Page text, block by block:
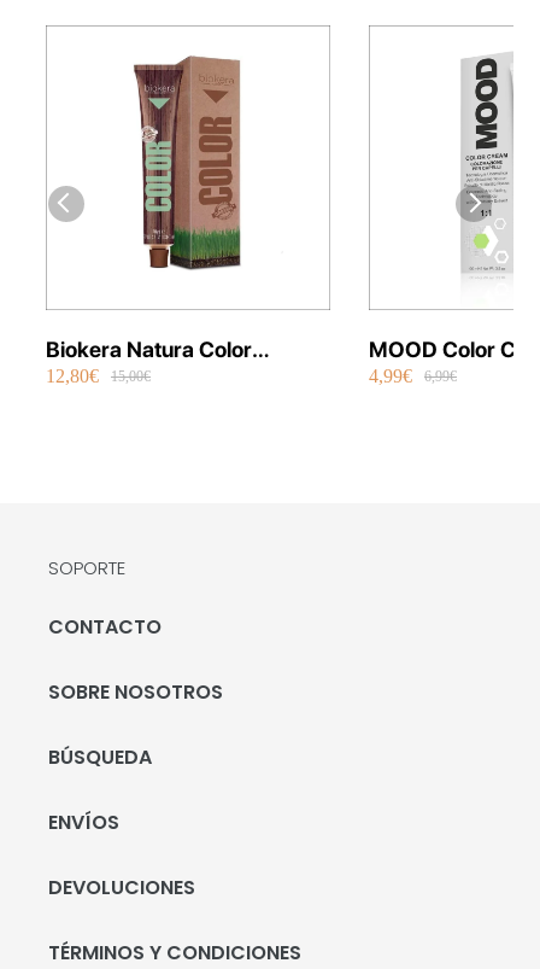
Biokera Natura Color
Orgánico 70 ml
12,80€ 15,00€
MOOD Color
Permanente
4,99€ 6,99€
SOPORTE
CONTACTO
SOBRE NOSOTROS
BÚSQUEDA
ENVÍOS
DEVOLUCIONES
TÉRMINOS Y CONDICIONES